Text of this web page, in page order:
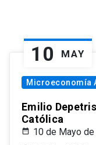
10 MAY
Microeconomía
Emilio
Católica
10 de Mayo de